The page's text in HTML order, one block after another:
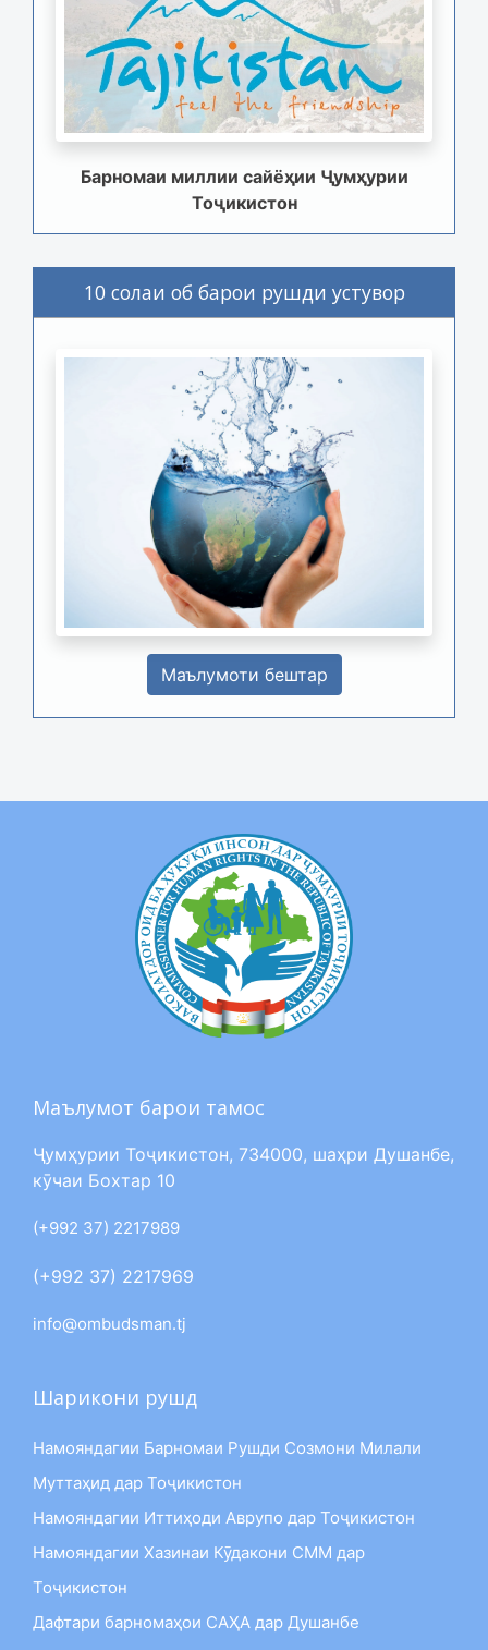
Барномаи миллии сайёҳии Ҷумҳурии
Тоҷикистон
10 солаи об барои рушди устувор
Маълумоти бештар
Маълумот барои тамос
Ҷумҳурии Тоҷикистон, 734000, шаҳри Душанбе,
кӯчаи Бохтар 10
(+992 37) 2217989
(+992 37) 2217969
info@ombudsman.tj
Шарикони рушд
Намояндагии Барномаи Рушди Созмони Милали
Муттаҳид дар Тоҷикистон
Намояндагии Иттиҳоди Аврупо дар Тоҷикистон
Намояндагии Хазинаи Кӯдакони СММ дар
Тоҷикистон
Дафтари барномаҳои САҲА дар Душанбе